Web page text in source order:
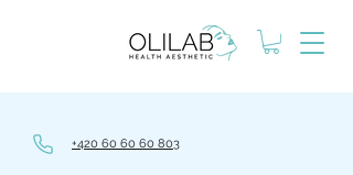
+420 60 60 60 803